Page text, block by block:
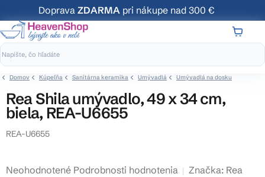
na
obsah
Doprava ZDARMA pri nákupe nad 300 €
Domov Kúpeľňa Sanitárna keramika Umývadlá Umývadlá na dosku
Rea Shila umývadlo, 49 x 34 cm,
biela, REA-U6655
REA-U6655
Priemerné
Neohodnotené Podrobnosti hodnotenia Značka: Rea